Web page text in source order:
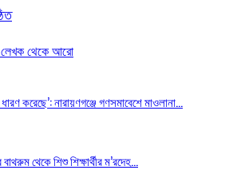
লেখক থেকে আরো
করেছে’: নারায়ণগঞ্জে গণসমাবেশে মাওলানা…
থেকে শিশু শিক্ষার্থীর ম’রদেহ…